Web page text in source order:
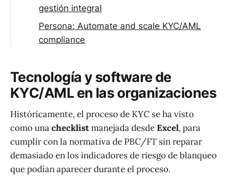
gestión integral
Persona: Automate and scale KYC/AML
compliance
Tecnología y software de
KYC/AML en las organizaciones
Históricamente, el proceso de KYC se ha visto
como unachecklistmanejada desdeExcel, para
cumplir con la normativa de PBC/FT sin reparar
demasiado en los indicadores de riesgo de blanqueo
que podían aparecer durante el proceso.